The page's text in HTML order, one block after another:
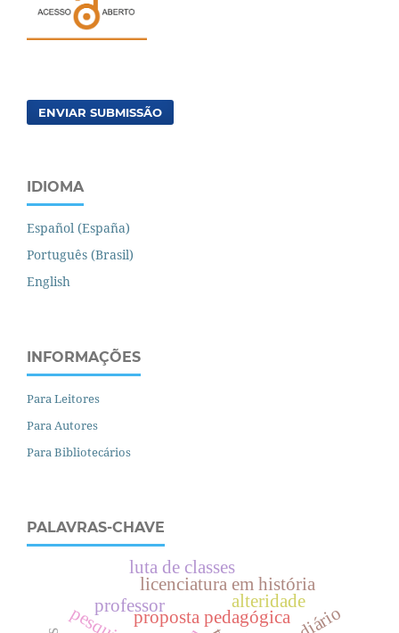
ENVIAR SUBMISSÃO
IDIOMA
Español (España)
Português (Brasil)
English
INFORMAÇÕES
Para Leitores
Para Autores
Para Bibliotecários
PALAVRAS-CHAVE
proposta pedagógica
alteridade
licenciatura em história
professor diário
luta de classes